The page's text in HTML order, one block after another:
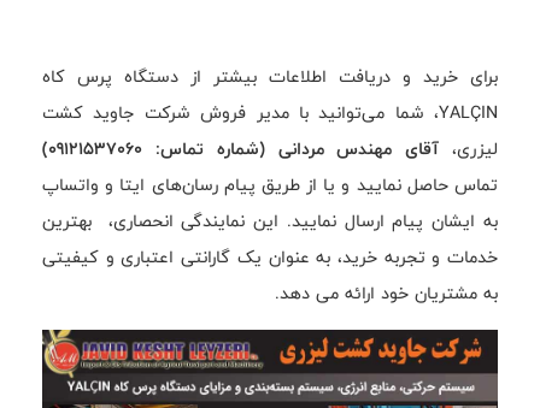
برای خرید و دریافت اطلاعات بیشتر از دستگاه پرس کاه
YALÇIN، شما می‌توانید با مدیر فروش شرکت جاوید کشت
لیزری، آقای مهندس مردانی (شماره تماس: 09121537060)
تماس حاصل نمایید و یا از طریق پیام رسان‌های ایتا و واتساپ
به ایشان پیام ارسال نمایید. این نمایندگی انحصاری، بهترین
خدمات و تجربه خرید، به عنوان یک گارانتی اعتباری و کیفیتی
به مشتریان خود ارائه می دهد.